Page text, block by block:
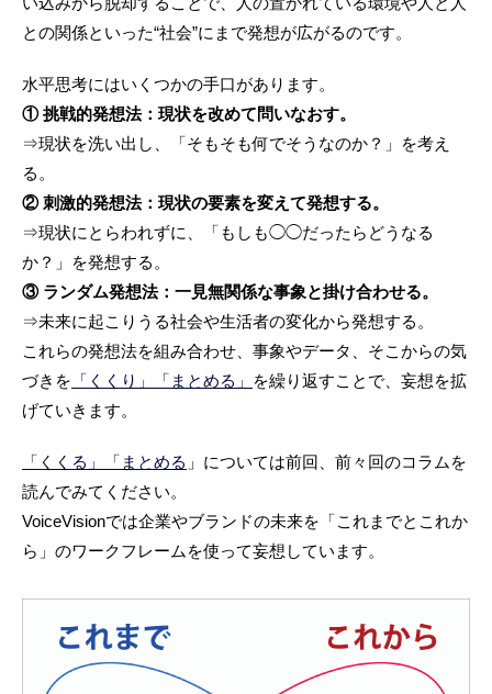
との関係といった“社会”にまで発想が広がるのです。
水平思考にはいくつかの手口があります。
① 挑戦的発想法：現状を改めて問いなおす。
⇒現状を洗い出し、「そもそも何でそうなのか？」を考え
る。
② 刺激的発想法：現状の要素を変えて発想する。
⇒現状にとらわれずに、「もしも◯◯だったらどうなる
か？」を発想する。
③ ランダム発想法：一見無関係な事象と掛け合わせる。
⇒未来に起こりうる社会や生活者の変化から発想する。
これらの発想法を組み合わせ、事象やデータ、そこからの気
づきを 「くくり」 「まとめる」
を繰り返すことで、妄想を拡
げていきます。
「くくる」 「まとめる 」については前回、前々回のコラムを
読んでみてください。
VoiceVisionでは企業やブランドの未来を「これまでとこれか
ら」のワークフレームを使って妄想しています。